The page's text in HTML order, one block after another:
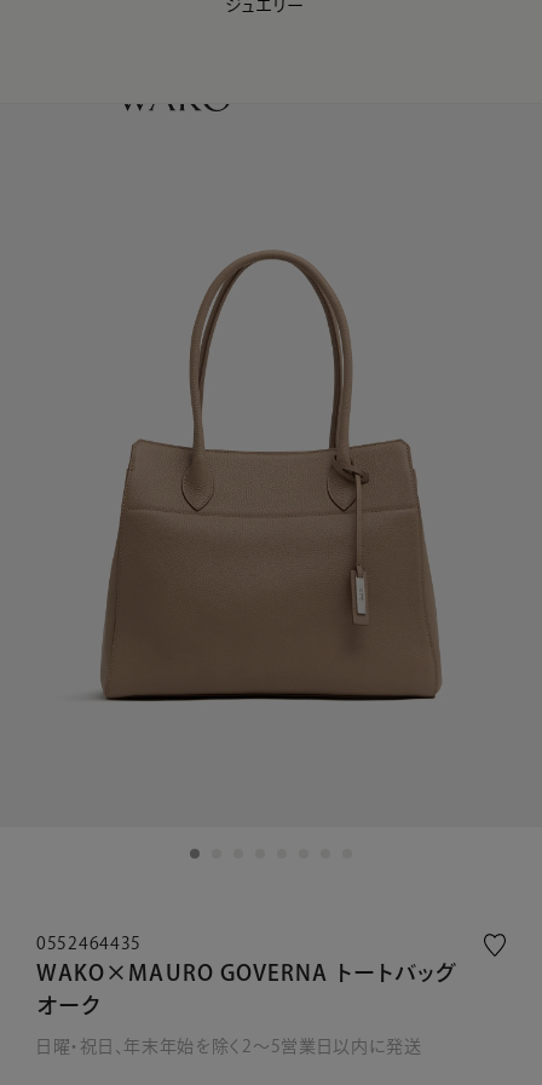
WAKO Membership Program連携はこちら
ジュエリー
0552464435
WAKO×MAURO GOVERNA トートバッグ
オーク
日曜・祝日、年末年始を除く2～5営業日以内に発送